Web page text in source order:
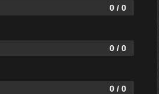
0 / 0
0 / 0
0 / 0